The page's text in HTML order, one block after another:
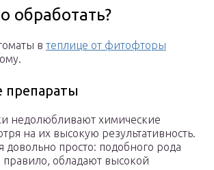
обработать?
в теплице от фитофторы
препараты
недолюбливают химические
на их высокую результативность.
довольно просто: подобного рода
правило, обладают высокой